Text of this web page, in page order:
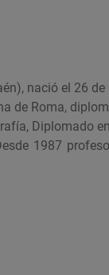
nació el 26
de Roma,
Diplomado
1987